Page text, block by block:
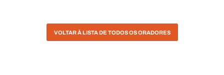
VOLTAR À LISTA DE TODOS OS ORADORES